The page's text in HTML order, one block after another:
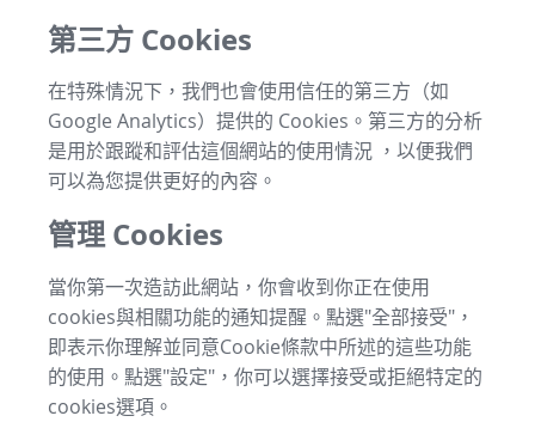
第三方 Cookies
在特殊情況下，我們也會使用信任的第三方（如
Google Analytics）提供的 Cookies。第三方的分析
是用於跟蹤和評估這個網站的使用情況 ，以便我們
可以為您提供更好的內容。
管理 Cookies
當你第一次造訪此網站，你會收到你正在使用
cookies與相關功能的通知提醒。點選"全部接受"，
即表示你理解並同意Cookie條款中所述的這些功能
的使用。點選"設定"，你可以選擇接受或拒絕特定的
cookies選項。